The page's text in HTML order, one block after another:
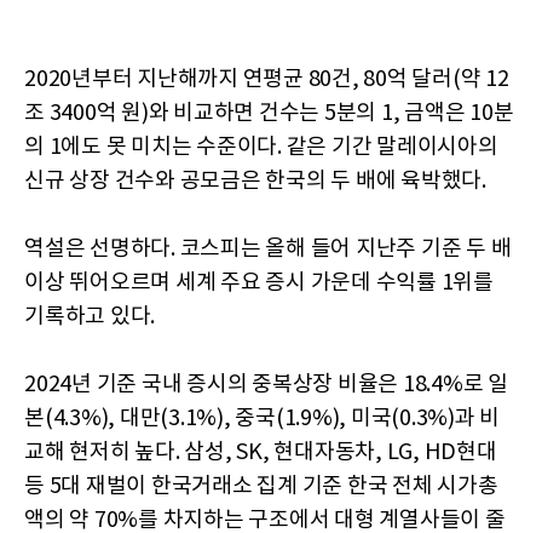
2020년부터 지난해까지 연평균 80건, 80억 달러(약 12
조 3400억 원)와 비교하면 건수는 5분의 1, 금액은 10분
의 1에도 못 미치는 수준이다. 같은 기간 말레이시아의
신규 상장 건수와 공모금은 한국의 두 배에 육박했다.
역설은 선명하다. 코스피는 올해 들어 지난주 기준 두 배
이상 뛰어오르며 세계 주요 증시 가운데 수익률 1위를
기록하고 있다.
2024년 기준 국내 증시의 중복상장 비율은 18.4%로 일
본(4.3%), 대만(3.1%), 중국(1.9%), 미국(0.3%)과 비
교해 현저히 높다. 삼성, SK, 현대자동차, LG, HD현대
등 5대 재벌이 한국거래소 집계 기준 한국 전체 시가총
액의 약 70%를 차지하는 구조에서 대형 계열사들이 줄